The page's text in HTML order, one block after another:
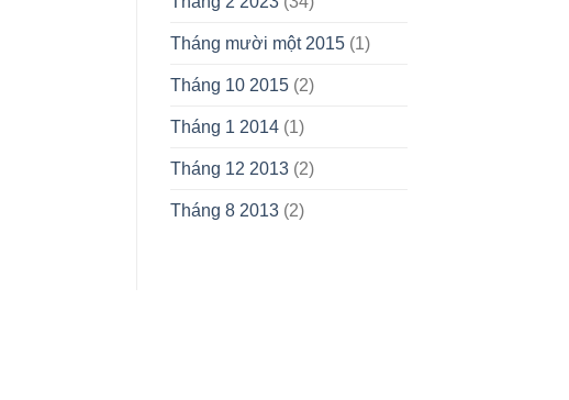
Tháng mười một 2015(1)
Tháng 10 2015(2)
Tháng 1 2014(1)
Tháng 12 2013(2)
Tháng 8 2013(2)